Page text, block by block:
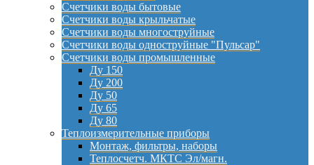
Счетчики воды бытовые
Счетчики воды крыльчатые
Счетчики воды многоструйные
Счетчики воды одноструйные "Пульсар"
Счетчики воды промышленные
Ду 150
Ду 200
Ду 50
Ду 65
Ду 80
Теплоизмерительные приборы
Монтаж, фильтры, наборы
Теплосчетч. МКТС Эл/магн.